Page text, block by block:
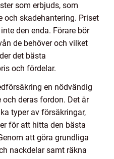
som erbjuds, som
och skadehantering. Priset
den enda. Förare bör
de behöver och vilket
det bästa
och fördelar.
en nödvändig
deras fordon. Det är
typer av försäkringar,
för att hitta den bästa
att göra grundliga
nackdelar samt räkna